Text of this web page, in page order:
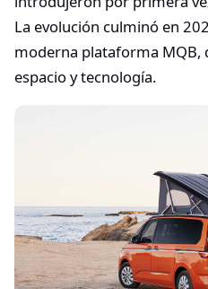
La evolución culminó en
moderna plataforma MQB,
espacio y tecnología.